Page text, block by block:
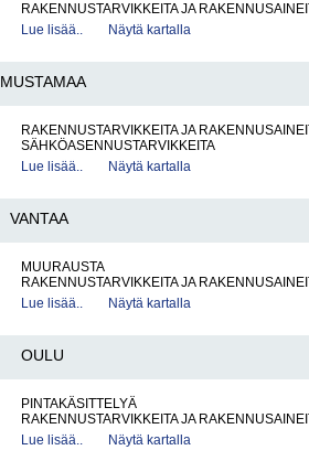
RAKENNUSTARVIKKEITA JA
Lue lisää..
Näytä kartalla
MUSTAMAA
RAKENNUSTARVIKKEITA JA
SÄHKÖASENNUSTARVIKKEITA
Lue lisää..
Näytä kartalla
VANTAA
MUURAUSTA
RAKENNUSTARVIKKEITA JA
Lue lisää..
Näytä kartalla
OULU
PINTAKÄSITTELYÄ
RAKENNUSTARVIKKEITA JA
Lue lisää..
Näytä kartalla